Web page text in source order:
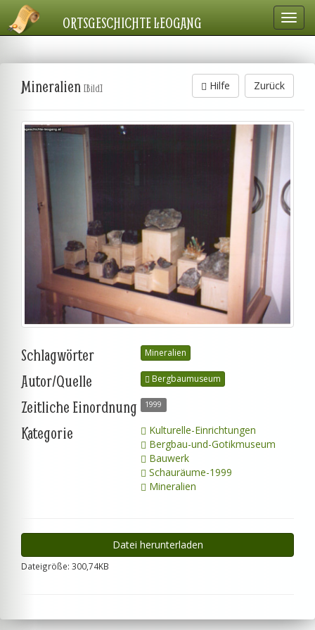
ORTSGESCHICHTE LEOGANG
Zurück
Hilfe
Mineralien [Bild]
Schlagwörter Mineralien
Autor/Quelle Bergbaumuseum
Zeitliche Einordnung 1999
Kategorie
Kulturelle-Einrichtungen
Bergbau-und-Gotikmuseum
Bauwerk
Schauräume-1999
Mineralien
Datei herunterladen
Dateigröße: 300,74KB